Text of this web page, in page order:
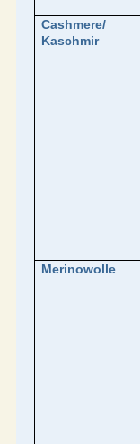
Cashmere/
Kaschmir
Merinowolle